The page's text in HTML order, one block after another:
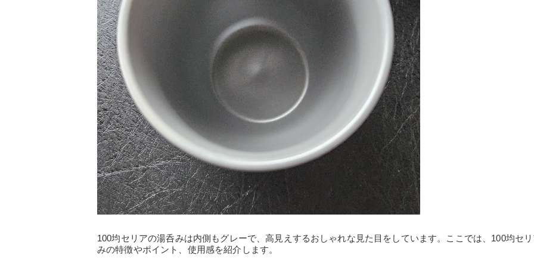
100均セリアの湯呑みは内側もグレーで、高見えするおしゃれな見た目をしています。ここでは、100均セ
みの特徴やポイント、使用感を紹介します。